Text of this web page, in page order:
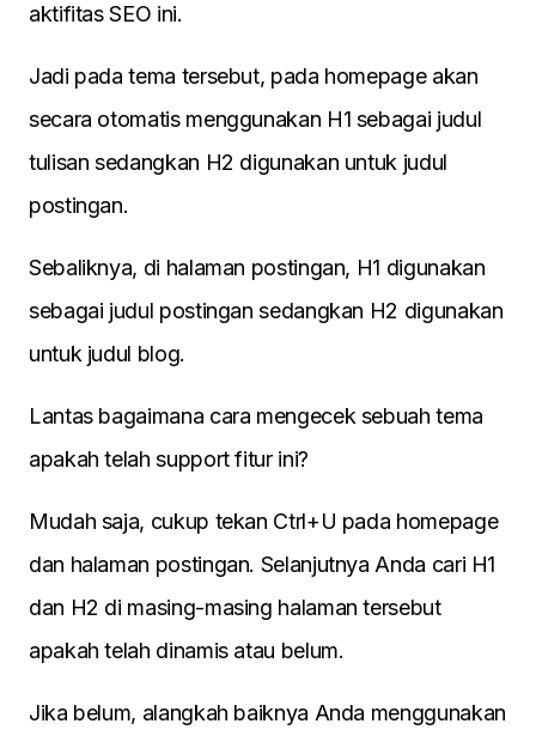
aktifitas SEO ini.
Jadi pada tema tersebut, pada homepage akan
secara otomatis menggunakan H1 sebagai judul
tulisan sedangkan H2 digunakan untuk judul
postingan.
Sebaliknya, di halaman postingan, H1 digunakan
sebagai judul postingan sedangkan H2 digunakan
untuk judul blog.
Lantas bagaimana cara mengecek sebuah tema
apakah telah support fitur ini?
Mudah saja, cukup tekan Ctrl+U pada homepage
dan halaman postingan. Selanjutnya Anda cari H1
dan H2 di masing-masing halaman tersebut
apakah telah dinamis atau belum.
Jika belum, alangkah baiknya Anda menggunakan